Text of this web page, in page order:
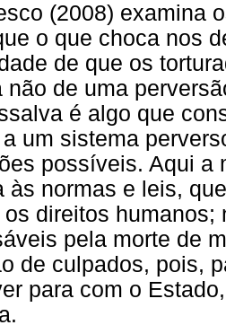
(2008) examina
o que choca nos
de que os
não de uma
é algo que
um sistema
possíveis. Aqui a
às normas e leis,
os direitos
pela morte de
de culpados, pois,
para com o